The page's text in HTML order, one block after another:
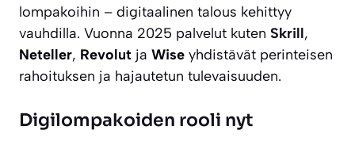
lompakoihin – digitaalinen talous kehittyy
vauhdilla. Vuonna 2025 palvelut kuten Skrill,
Neteller, Revolut ja Wise yhdistävät perinteisen
rahoituksen ja hajautetun tulevaisuuden.
Digilompakoiden rooli nyt